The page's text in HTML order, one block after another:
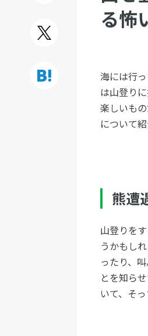
る怖
海には行
は山登り
楽しいも
について
熊遭
山登りを
うかもし
ったり、
とを知ら
いて、そ